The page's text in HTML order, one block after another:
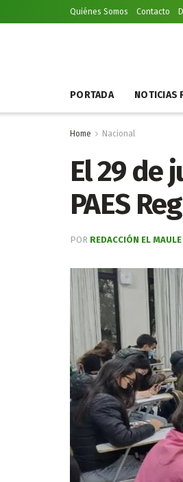
Quiénes Somos Contacto
PORTADA NOTICIAS
Home Nacional
El 29 de
PAES
POR REDACCIÓN EL